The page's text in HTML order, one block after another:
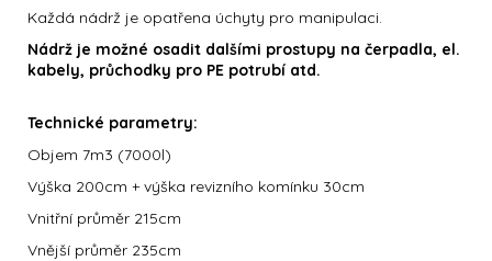
Každá nádrž je opatřena úchyty pro manipulaci.
Nádrž je možné osadit dalšími prostupy na čerpadla, el.
kabely, průchodky pro PE potrubí atd.
Technické parametry:
Objem 7m3 (7000l)
Výška 200cm + výška revizního komínku 30cm
Vnitřní průměr 215cm
Vnější průměr 235cm